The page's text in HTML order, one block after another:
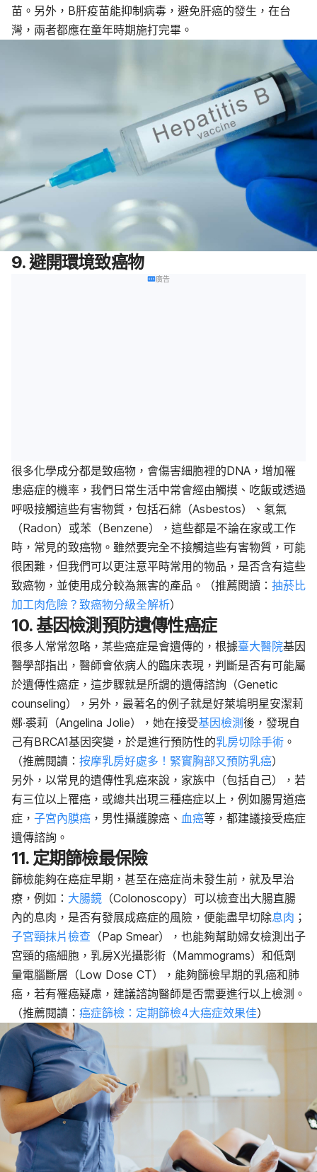
苗。另外，B肝疫苗能抑制病毒，避免肝癌的發生，在台
灣，兩者都應在童年時期施打完畢。
9. 避開環境致癌物
廣告
很多化學成分都是致癌物，會傷害細胞裡的DNA，增加罹
患癌症的機率，我們日常生活中常會經由觸摸、吃飯或透過
呼吸接觸這些有害物質，包括石綿（Asbestos）、氡氣
（Radon）或苯（Benzene），這些都是不論在家或工作
時，常見的致癌物。雖然要完全不接觸這些有害物質，可能
很困難，但我們可以更注意平時常用的物品，是否含有這些
致癌物，並使用成分較為無害的產品。（推薦閱讀： 抽菸比
加工肉危險？致癌物分級全解析）
10. 基因檢測預防遺傳性癌症
很多人常常忽略，某些癌症是會遺傳的，根據臺大醫院基因
醫學部指出，醫師會依病人的臨床表現，判斷是否有可能屬
於遺傳性癌症，這步驟就是所謂的遺傳諮詢（Genetic
counseling），另外，最著名的例子就是好萊塢明星安潔莉
娜‧裘莉（Angelina Jolie），她在接受基因檢測 後，發現自
己有BRCA1基因突變，於是進行預防性的乳房切除手術 。
（推薦閱讀： 按摩乳房好處多！緊實胸部又預防乳癌）
另外，以常見的遺傳性乳癌來說，家族中（包括自己），若
有三位以上罹癌，或總共出現三種癌症以上，例如腸胃道癌
症， 子宮內膜癌 ，男性攝護腺癌、 血癌等，都建議接受癌症
遺傳諮詢。
11. 定期篩檢最保險
篩檢能夠在癌症早期，甚至在癌症尚未發生前，就及早治
療，例如： 大腸鏡 （Colonoscopy）可以檢查出大腸直腸
內的息肉，是否有發展成癌症的風險，便能盡早切除息肉 ；
子宮頸抹片檢查 （Pap Smear），也能夠幫助婦女檢測出子
宮頸的癌細胞，乳房X光攝影術（Mammograms）和低劑
量電腦斷層（Low Dose CT），能夠篩檢早期的乳癌和肺
癌，若有罹癌疑慮，建議諮詢醫師是否需要進行以上檢測。
（推薦閱讀： 癌症篩檢：定期篩檢4大癌症效果佳）